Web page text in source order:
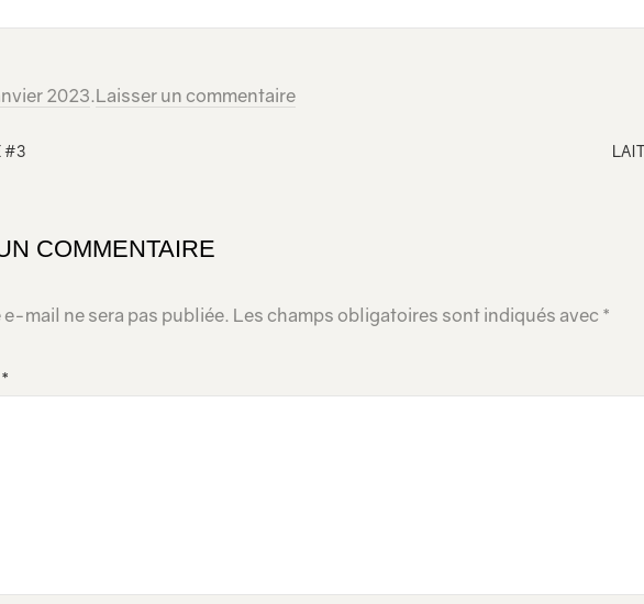
2023.Laisser un commentaire
#3
COMMENTAIRE
mail ne sera pas publiée. Les champs obligatoires sont indiqués avec *
*